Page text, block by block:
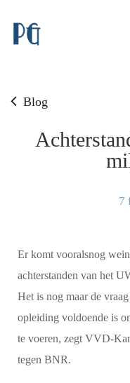
Blog
7
Er komt vooralsnog
achterstanden van het
Het is nog maar de
opleiding voldoende is
te voeren, zegt VVD-
tegen BNR.